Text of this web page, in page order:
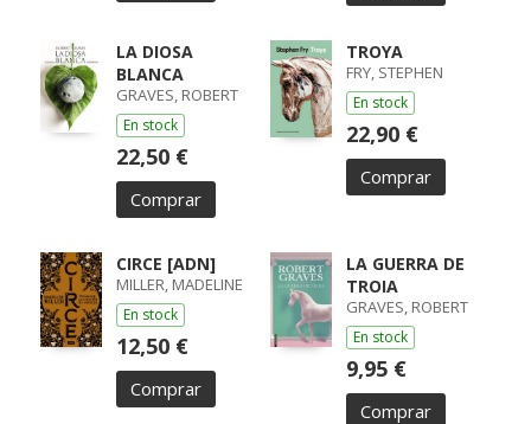
LA DIOSA
BLANCA
GRAVES, ROBERT
En stock
22,50 €
Comprar
TROYA
FRY, STEPHEN
En stock
22,90 €
Comprar
CIRCE [ADN]
MILLER, MADELINE
En stock
12,50 €
Comprar
LA GUERRA DE
TROIA
GRAVES, ROBERT
En stock
9,95 €
Comprar